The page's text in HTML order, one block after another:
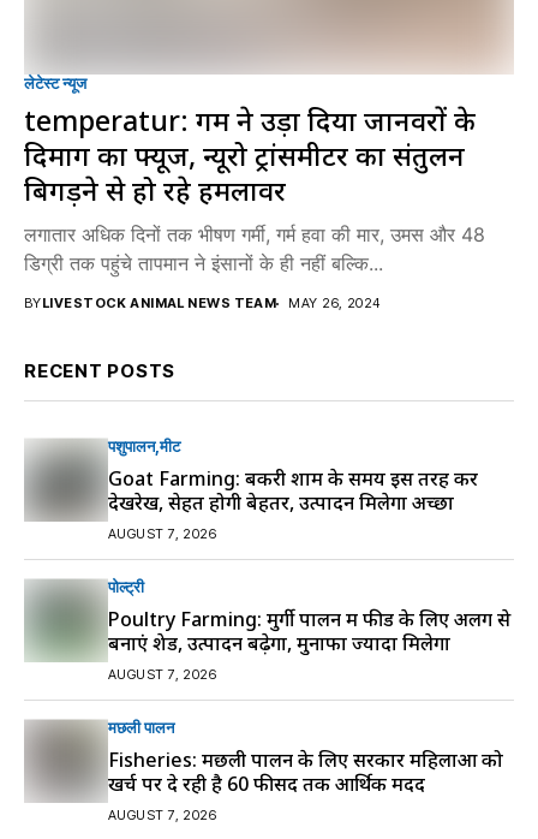
लेटेस्ट न्यूज
temperatur: गर्मी ने उड़ा दिया जानवरों के
दिमाग का फ्यूज, न्यूरो ट्रांसमीटर का संतुलन
बिगड़ने से हो रहे हमलावर
लगातार अधिक दिनों तक भीषण गर्मी, गर्म हवा की मार, उमस और 48
डिग्री तक पहुंचे तापमान ने इंसानों के ही नहीं बल्कि...
BYLIVESTOCK ANIMAL NEWS TEAM MAY 26, 2024
RECENT POSTS
पशुपालन मीट
Goat Farming: बकरी शाम के समय इस तरह करें
देखरेख, सेहत होगी बेहतर, उत्पादन मिलेगा अच्छा
AUGUST 7, 2026
पोल्ट्री
Poultry Farming: मुर्गी पालन में फीड के लिए अलग से
बनाएं शेड, उत्पादन बढ़ेगा, मुनाफा ज्यादा मिलेगा
AUGUST 7, 2026
मछली पालन
Fisheries: मछली पालन के लिए सरकार महिलाओं को
खर्च पर दे रही है 60 फीसद तक आर्थिक मदद
AUGUST 7, 2026